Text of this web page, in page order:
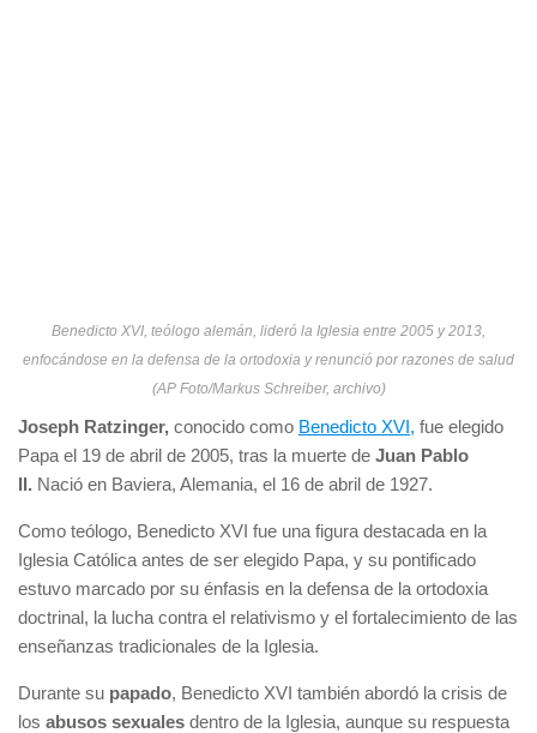
Benedicto XVI, teólogo alemán, lideró la Iglesia entre 2005 y 2013,
enfocándose en la defensa de la ortodoxia y renunció por razones de salud
(AP Foto/Markus Schreiber, archivo)
Joseph Ratzinger, conocido como Benedicto XVI, fue elegido
Papa el 19 de abril de 2005, tras la muerte de Juan Pablo
II. Nació en Baviera, Alemania, el 16 de abril de 1927.
Como teólogo, Benedicto XVI fue una figura destacada en la
Iglesia Católica antes de ser elegido Papa, y su pontificado
estuvo marcado por su énfasis en la defensa de la ortodoxia
doctrinal, la lucha contra el relativismo y el fortalecimiento de las
enseñanzas tradicionales de la Iglesia.
Durante su papado, Benedicto XVI también abordó la crisis de
los abusos sexuales dentro de la Iglesia, aunque su respuesta